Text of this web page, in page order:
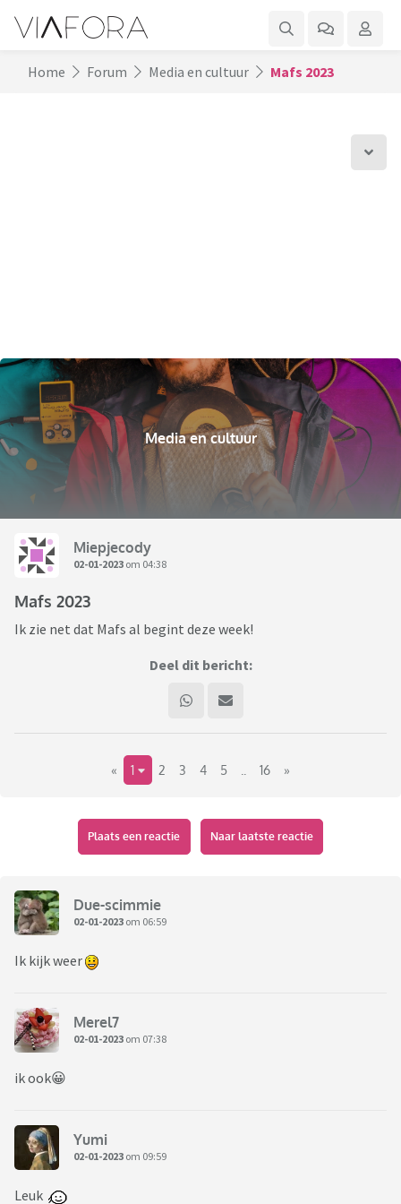
Home Forum Media en cultuur Mafs 2023
Media en cultuur
Miepjecody
02-01-2023 om 04:38
Mafs 2023
Ik zie net dat Mafs al begint deze week!
Deel dit bericht:
« 1 2 3 4 5 16 »
Plaats een reactie Naar laatste reactie
Due-scimmie
02-01-2023 om 06:59
Ik kijk weer
Merel7
02-01-2023 om 07:38
ik ook😀
Yumi
02-01-2023 om 09:59
Leuk